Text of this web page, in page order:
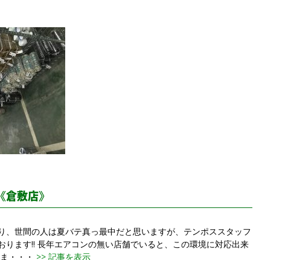
敷店》
、世間の人は夏バテ真っ最中だと思いますが、テンポススタッフ
ります!! 長年エアコンの無い店舗でいると、この環境に対応出来
・・・ >> 記事を表示